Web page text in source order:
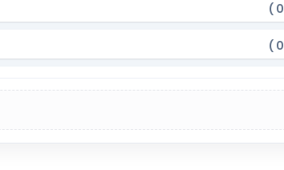
( 0
( 0